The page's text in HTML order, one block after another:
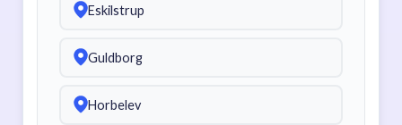
Eskilstrup
Guldborg
Horbelev